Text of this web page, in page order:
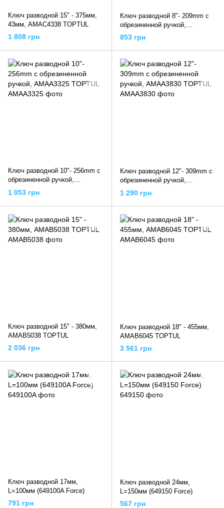
Ключ разводной 15" - 375мм,
43мм, AMAC4338 TOPTUL
1 808 грн
Ключ разводной 8"- 209mm с
обрезиненной ручкой,
AMAA2920 TOPTUL
853 грн
Ключ разводной 10"- 256mm с
обрезиненной ручкой,
AMAA3325 TOPTUL
1 053 грн
Ключ разводной 12"- 309mm с
обрезиненной ручкой,
AMAA3830 TOPTUL
1 290 грн
Ключ разводной 15" - 380мм,
AMAB5038 TOPTUL
2 036 грн
Ключ разводной 18" - 455мм,
AMAB6045 TOPTUL
3 561 грн
Ключ разводной 17мм,
L=100мм (649100A Force)
791 грн
Ключ разводной 24мм,
L=150мм (649150 Force)
567 грн